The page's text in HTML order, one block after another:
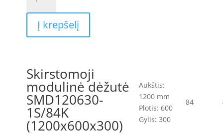
Į krepšelį
Skirstomoji
modulinė dėžutė
SMD120630-
1S/84K
(1200x600x300)
Aukštis:
1200 mm
Plotis: 600
Gylis: 300
84